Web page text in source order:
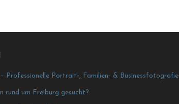
Professionelle Portrait-, Familien- & Businessfotografie
rund um Freiburg gesucht?